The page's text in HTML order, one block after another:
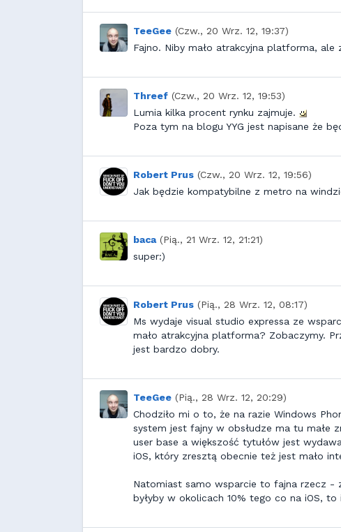
TeeGee (Czw., 20 Wrz. 12, 19:37)
Fajno. Niby mało atrakcyjna platforma,
Threef (Czw., 20 Wrz. 12, 19:53)
Lumia kilka procent rynku zajmuje.
Poza tym na blogu YYG jest napisane że
Robert Prus (Czw., 20 Wrz. 12, 19:56)
Jak będzie kompatybilne z metro na
baca (Pią., 21 Wrz. 12, 21:21)
super:)
Robert Prus (Pią., 28 Wrz. 12, 08:17)
Ms wydaje visual studio expressa ze
mało atrakcyjna platforma? Zobaczymy.
jest bardzo dobry.
TeeGee (Pią., 28 Wrz. 12, 20:29)
Chodziło mi o to, że na razie Windows
system jest fajny w obsłudze ma tu małe
user base a większość tytułów jest
iOS, który zresztą obecnie też jest mało
Natomiast samo wsparcie to fajna rzecz -
byłyby w okolicach 10% tego co na iOS,